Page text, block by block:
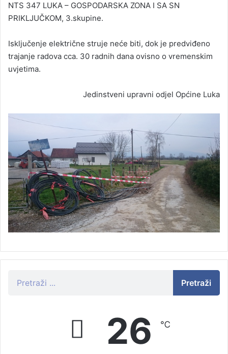
NTS 347 LUKA – GOSPODARSKA ZONA I SA SN
PRIKLJUČKOM, 3.skupine.
Isključenje električne struje neće biti, dok je predviđeno
trajanje radova cca. 30 radnih dana ovisno o vremenskim
uvjetima.
Jedinstveni upravni odjel Općine Luka
Pretraži
26 ℃